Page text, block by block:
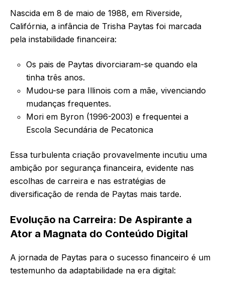
Nascida em 8 de maio de 1988, em Riverside,
Califórnia, a infância de Trisha Paytas foi marcada
pela instabilidade financeira:
Os pais de Paytas divorciaram-se quando ela
tinha três anos.
Mudou-se para Illinois com a mãe, vivenciando
mudanças frequentes.
Mori em Byron (1996-2003) e frequentei a
Escola Secundária de Pecatonica
Essa turbulenta criação provavelmente incutiu uma
ambição por segurança financeira, evidente nas
escolhas de carreira e nas estratégias de
diversificação de renda de Paytas mais tarde.
Evolução na Carreira: De Aspirante a
Ator a Magnata do Conteúdo Digital
A jornada de Paytas para o sucesso financeiro é um
testemunho da adaptabilidade na era digital: